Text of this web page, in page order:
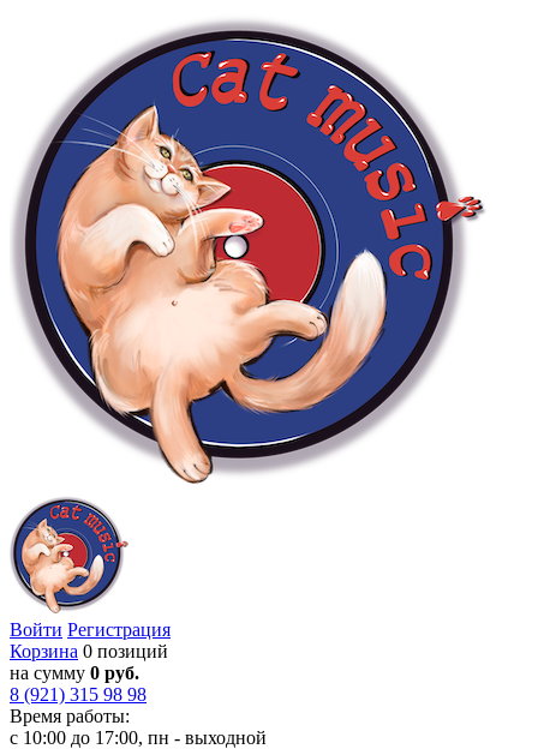
Войти Регистрация
Корзина 0 позиций
на сумму 0 руб.
8 (921) 315 98 98
Время работы:
с 10:00 до 17:00, пн - выходной